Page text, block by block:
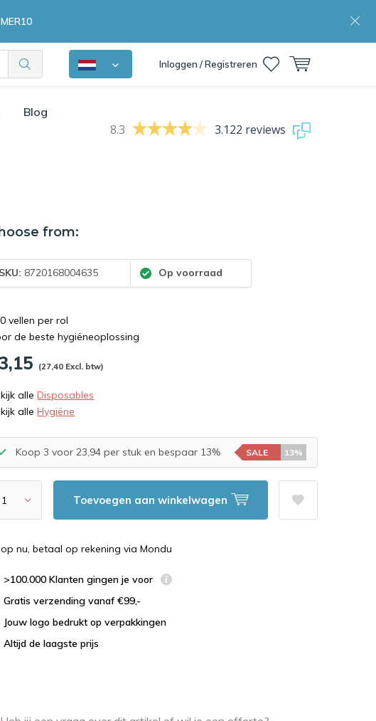
Inloggen / Registreren
Blog
8.3 3.122 reviews
from:
SKU: 8720168004635 Op voorraad
vellen per rol
de beste hygiëneoplossing
(27,40 Excl. btw)
alleDisposables
alleHygiëne
Koop 3 voor 23,94 per stuk en bespaar 13% SALE 13%
Toevoegen aan winkelwagen
nu, betaal op rekening via Mondu
>100.000 Klanten gingen je voor
Gratis verzending vanaf €99,-
Jouw logo bedrukt op verpakkingen
Altijd de laagste prijs